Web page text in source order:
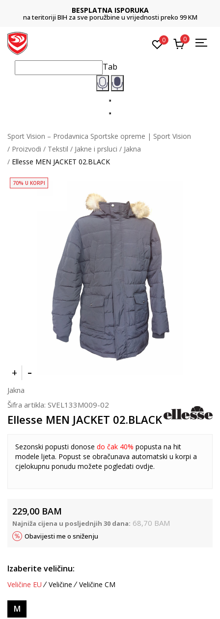
BESPLATNA ISPORUKA
na teritoriji BIH za sve poružbine u vrijednosti preko 99 KM
0 0
Tab
Sport Vision – Prodavnica Sportske opreme | Sport Vision
Proizvodi
Tekstil Jakne i prsluci
Jakna
Ellesse MEN JACKET 02.BLACK
70% U KORPI
Jakna
Šifra artikla: SVEL133M009-02
Ellesse MEN JACKET 02.BLACK
Sezonski popusti donose do čak 40% popusta na hit
modele ljeta. Popust se obračunava automatski u korpi a
cjelokupnu ponudu možete pogledati ovdje.
229,00 BAM
Najniža cijena u posljednjih 30 dana: 68,70 BAM
Obavijesti me o sniženju
Izaberite veličinu:
Veličine EU Veličine Veličine CM
M